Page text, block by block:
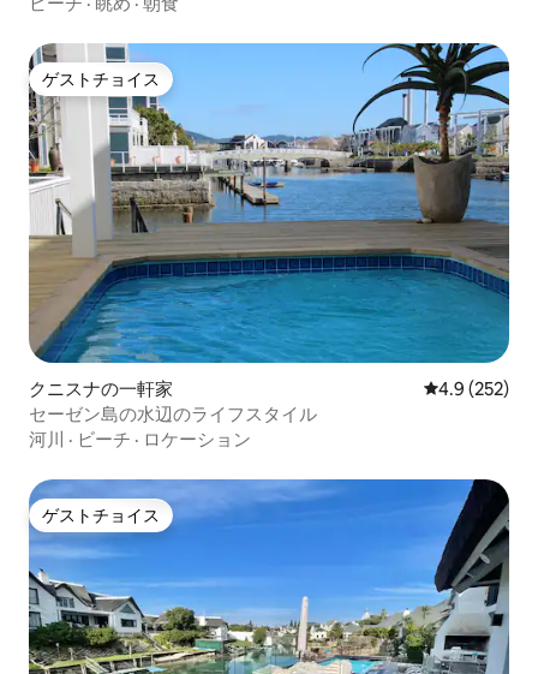
ゲストチョイス
ゲストチョイス
クニスナの一軒家 レビュー252
4.9 (252)
セーゼン島の水辺のライフスタイル
河川 · ビーチ · ロケーション
ゲストチョイス
ゲストチョイス